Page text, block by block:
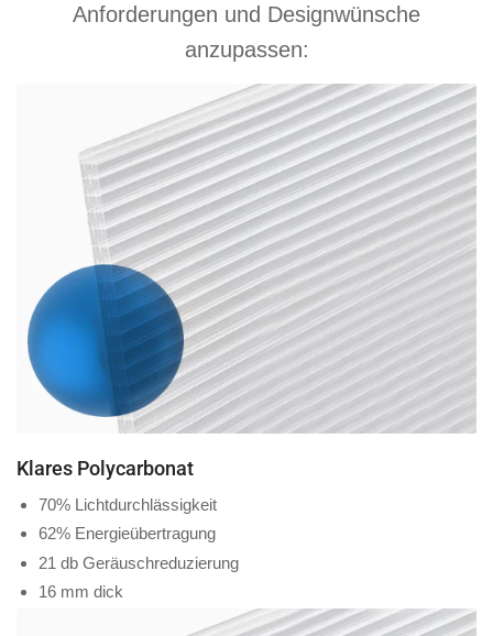
Anforderungen und Designwünsche
anzupassen:
Klares Polycarbonat
70% Lichtdurchlässigkeit
62% Energieübertragung
21 db Geräuschreduzierung
16 mm dick